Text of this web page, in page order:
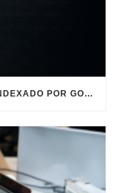
INSTAGRAM AHORA PUEDE SER INDEXADO POR GOOGLE: ¿QUÉ SIGNIFICA PARA TU MARCA?